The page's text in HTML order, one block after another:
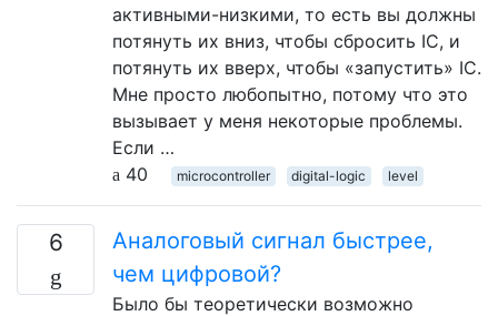
активными-низкими, то есть вы должны
потянуть их вниз, чтобы сбросить IC, и
потянуть их вверх, чтобы «запустить» IC.
Мне просто любопытно, потому что это
вызывает у меня некоторые проблемы.
Если …
40
microcontroller digital-logic level
6
Аналоговый сигнал быстрее,
чем цифровой?
Было бы теоретически возможно